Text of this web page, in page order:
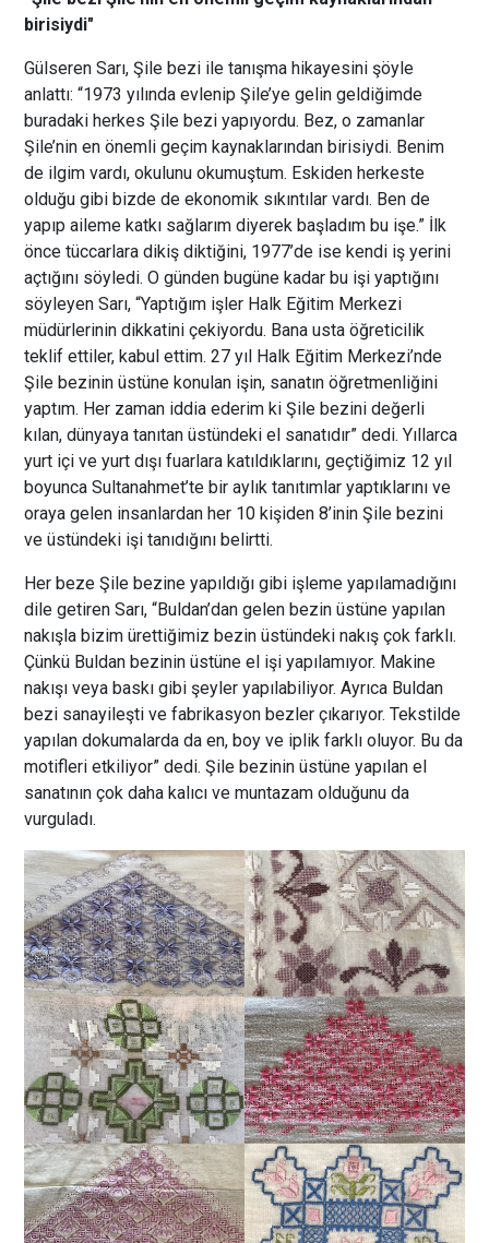
birisiydi"
Gülseren Sarı, Şile bezi ile tanışma hikayesini şöyle
anlattı: “1973 yılında evlenip Şile’ye gelin geldiğimde
buradaki herkes Şile bezi yapıyordu. Bez, o zamanlar
Şile’nin en önemli geçim kaynaklarından birisiydi. Benim
de ilgim vardı, okulunu okumuştum. Eskiden herkeste
olduğu gibi bizde de ekonomik sıkıntılar vardı. Ben de
yapıp aileme katkı sağlarım diyerek başladım bu işe.” İlk
önce tüccarlara dikiş diktiğini, 1977’de ise kendi iş yerini
açtığını söyledi. O günden bugüne kadar bu işi yaptığını
söyleyen Sarı, “Yaptığım işler Halk Eğitim Merkezi
müdürlerinin dikkatini çekiyordu. Bana usta öğreticilik
teklif ettiler, kabul ettim. 27 yıl Halk Eğitim Merkezi’nde
Şile bezinin üstüne konulan işin, sanatın öğretmenliğini
yaptım. Her zaman iddia ederim ki Şile bezini değerli
kılan, dünyaya tanıtan üstündeki el sanatıdır” dedi. Yıllarca
yurt içi ve yurt dışı fuarlara katıldıklarını, geçtiğimiz 12 yıl
boyunca Sultanahmet’te bir aylık tanıtımlar yaptıklarını ve
oraya gelen insanlardan her 10 kişiden 8’inin Şile bezini
ve üstündeki işi tanıdığını belirtti.
Her beze Şile bezine yapıldığı gibi işleme yapılamadığını
dile getiren Sarı, “Buldan’dan gelen bezin üstüne yapılan
nakışla bizim ürettiğimiz bezin üstündeki nakış çok farklı.
Çünkü Buldan bezinin üstüne el işi yapılamıyor. Makine
nakışı veya baskı gibi şeyler yapılabiliyor. Ayrıca Buldan
bezi sanayileşti ve fabrikasyon bezler çıkarıyor. Tekstilde
yapılan dokumalarda da en, boy ve iplik farklı oluyor. Bu da
motifleri etkiliyor” dedi. Şile bezinin üstüne yapılan el
sanatının çok daha kalıcı ve muntazam olduğunu da
vurguladı.